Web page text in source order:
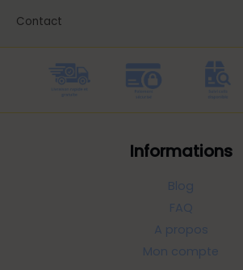
Contact
Informations
Blog
FAQ
A propos
Mon compte